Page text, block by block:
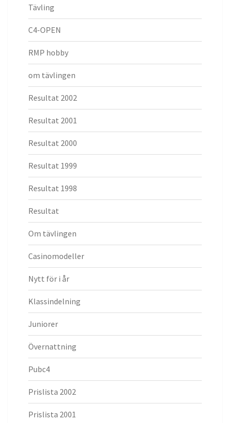
Tävling
C4-OPEN
RMP hobby
om tävlingen
Resultat 2002
Resultat 2001
Resultat 2000
Resultat 1999
Resultat 1998
Resultat
Om tävlingen
Casinomodeller
Nytt för i år
Klassindelning
Juniorer
Övernattning
Pubc4
Prislista 2002
Prislista 2001